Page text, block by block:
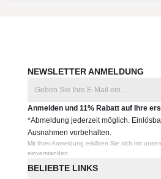
BELIEBTE LINKS
NEWSLETTER ANMELDUNG
Anmelden und 11% Rabatt auf Ihre
*Abmeldung jederzeit möglich.
Ausnahmen vorbehalten.
Mit Ihrer Anmeldung erklären Sie sich mit
einverstanden.